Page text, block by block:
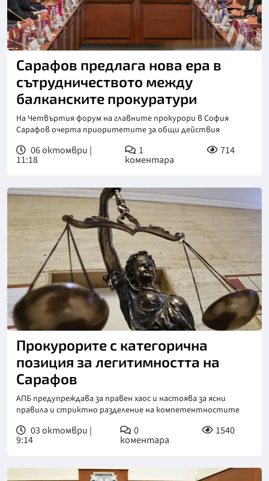
Снимка: ПРБ
Сарафов предлага нова ера в
сътрудничеството между
балканските прокуратури
На Четвъртия форум на главните прокурори в София
Сарафов очерта приоритетите за общи действия
06 октомври |
11:18
1
коментара
714
Прокурорите с категорична
позиция за легитимността на
Сарафов
АПБ предупреждава за правен хаос и настоява за ясни
правила и стриктно разделение на компетентностите
03 октомври |
9:14
0
коментара
1540